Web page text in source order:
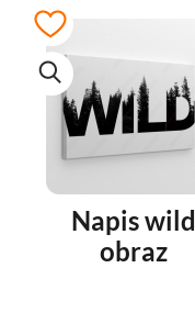
Napis wild
obraz